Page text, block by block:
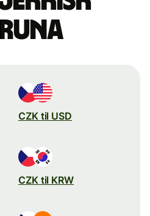
CZK til USD
CZK til KRW